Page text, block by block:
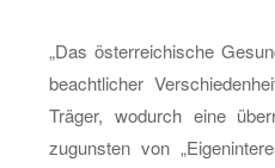
„Das ös­ter­rei­chi­sche
be­acht­li­cher
Trä­ger, wo­durch eine
zu­guns­ten von